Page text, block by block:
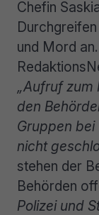
Chefin
und Mord
„Aufruf
den
Gruppen
nicht
stehen der
Behörden
Polizei und